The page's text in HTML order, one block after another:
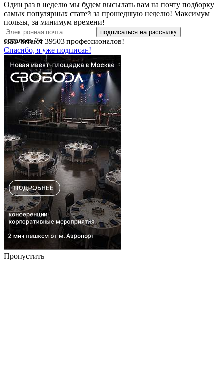
Один раз в неделю мы будем высылать вам на почту подборку
самых популярных статей за прошедшую неделю! Максимум
пользы, за минимум времени!
подписаться на рассылку
Нас читают 39503 профессионалов!
Спасибо, я уже подписан!
осталось7с
Пропустить